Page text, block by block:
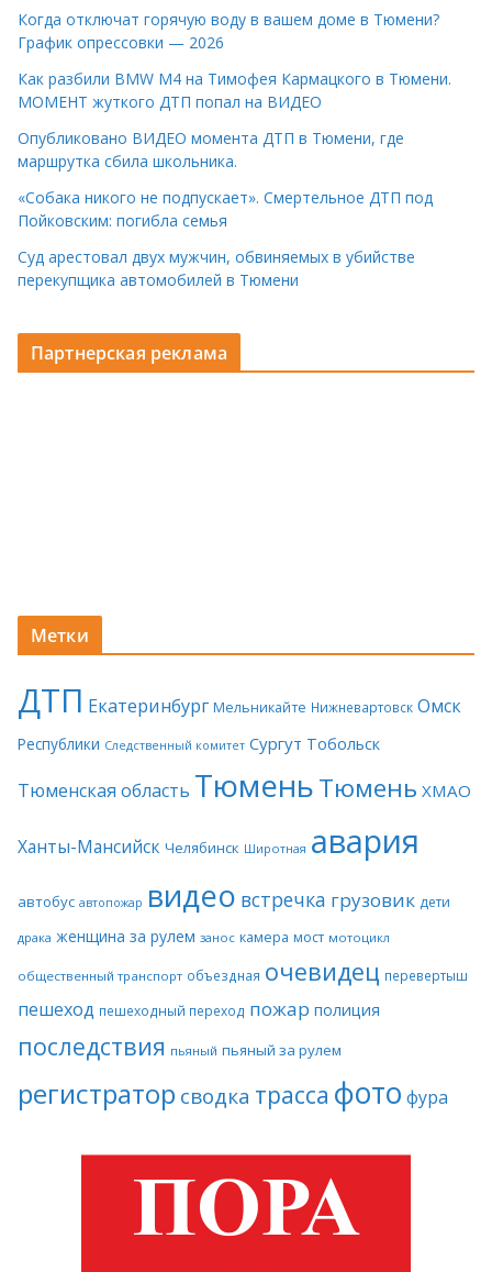
Когда отключат горячую воду в вашем доме в Тюмени?
График опрессовки — 2026
Как разбили BMW M4 на Тимофея Кармацкого в Тюмени.
МОМЕНТ жуткого ДТП попал на ВИДЕО
Опубликовано ВИДЕО момента ДТП в Тюмени, где
маршрутка сбила школьника.
«Собака никого не подпускает». Смертельное ДТП под
Пойковским: погибла семья
Суд арестовал двух мужчин, обвиняемых в убийстве
перекупщика автомобилей в Тюмени
Партнерская реклама
Метки
ДТП Екатеринбург Мельникайте Нижневартовск Омск
Республики Следственный комитет Сургут Тобольск
Тюменская область ТюменьТюмень ХМАО
Ханты-Мансийск Челябинск Широтная авария
автобус автопожар видео встречка грузовик дети
драка женщина за рулем занос камера мост мотоцикл
общественный транспорт объездная очевидец перевертыш
пешеход пешеходный переход пожар полиция
последствия пьяный пьяный за рулем
регистратор сводка трасса фото фура